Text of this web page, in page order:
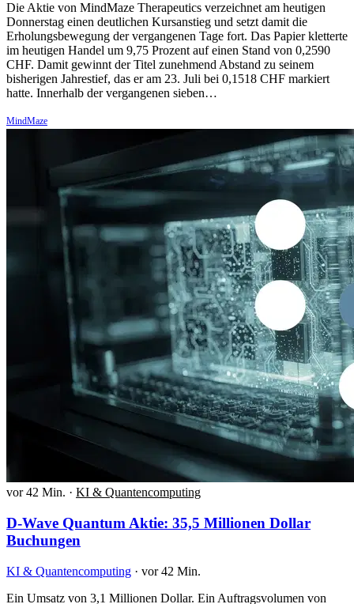
Die Aktie von MindMaze Therapeutics verzeichnet am heutigen
Donnerstag einen deutlichen Kursanstieg und setzt damit die
Erholungsbewegung der vergangenen Tage fort. Das Papier kletterte
im heutigen Handel um 9,75 Prozent auf einen Stand von 0,2590
CHF. Damit gewinnt der Titel zunehmend Abstand zu seinem
bisherigen Jahrestief, das er am 23. Juli bei 0,1518 CHF markiert
hatte. Innerhalb der vergangenen sieben…
MindMaze
vor 42 Min. · KI & Quantencomputing
D-Wave Quantum Aktie: 35,5 Millionen Dollar
Buchungen
KI & Quantencomputing · vor 42 Min.
Ein Umsatz von 3,1 Millionen Dollar. Ein Auftragsvolumen von